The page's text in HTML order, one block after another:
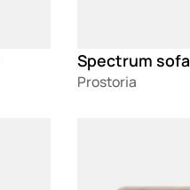
Spectrum sofa
Prostoria